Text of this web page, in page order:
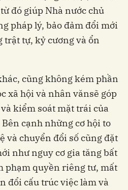
đó giúp Nhà nước chủ
pháp lý, bảo đảm đổi mới
trật tự, kỷ cương và ổn
cũng không kém phần
xã hội và nhân vănsẽ góp
kiểm soát mặt trái của
cạnh những cơ hội to
và chuyển đổi số cũng đặt
như nguy cơ gia tăng bất
phạm quyền riêng tư, mất
đổi cấu trúc việc làm và